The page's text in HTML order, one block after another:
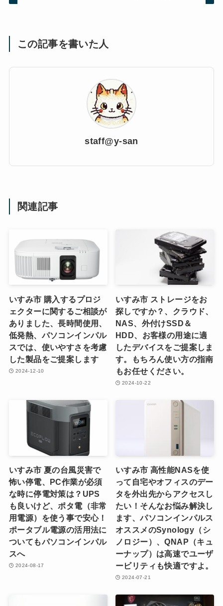
この記事を書いた人
staff@y-san
関連記事
いすみ市 購入するプロジ
ェクターに関するご相談が
ありました、長時間使用、
低発熱、パソコンインパル
スでは、使いやすさを考慮
した製品をご提案します
2024-12-10
いすみ市 ストレージをお
探しですか？、クラウド、
NAS、外付けSSD＆
HDD、お客様の用途に適
したデバイスをご提案しま
す。もちろん使い方の指南
もお任せください。
2024-10-22
いすみ市 夏の台風災害で
怖い停電、PC作業が必須
な時に停電対策は？UPS
も良いけど、ポタ電（非常
用電源）を使う事で安心！
ポータブル電源の活用法に
ついてもパソコンインパル
スへ
2024-08-17
いすみ市 高性能NASを使
って自宅やオフィスのデー
タを外出先からアクセスし
たい！そんなお悩み解決し
ます、パソコンインパルス
オススメのSynology（シ
ノロジー）、QNAP（キュ
ーナップ）は高速でユーザ
ービリティも快適ですよ。
2024-07-21